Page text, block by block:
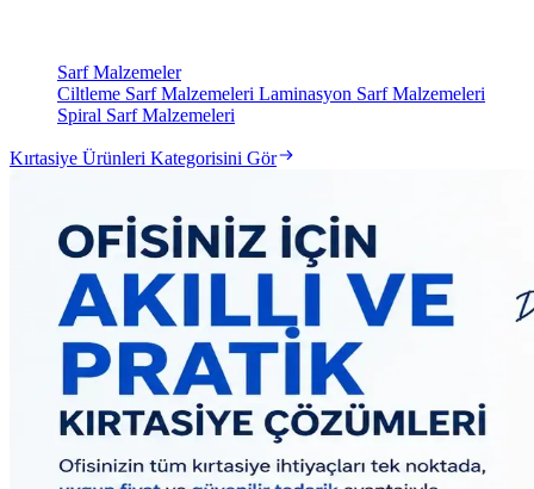
Sarf Malzemeler
Ciltleme Sarf Malzemeleri Laminasyon Sarf Malzemeleri
Spiral Sarf Malzemeleri
Kırtasiye Ürünleri Kategorisini Gör